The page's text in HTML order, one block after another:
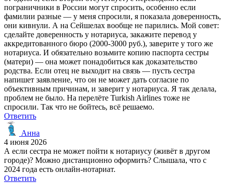
пограничники в России могут спросить, особенно если
фамилии разные — у меня спросили, я показала доверенность,
они кивнули. А на Сейшелах вообще не парились. Мой совет:
сделайте доверенность у нотариуса, закажите перевод у
аккредитованного бюро (2000-3000 руб.), заверите у того же
нотариуса. И обязательно возьмите копию паспорта сестры
(матери) — она может понадобиться как доказательство
родства. Если отец не выходит на связь — пусть сестра
напишет заявление, что он не может дать согласие по
объективным причинам, и заверит у нотариуса. Я так делала,
проблем не было. На перелёте Turkish Airlines тоже не
спросили. Так что не бойтесь, всё решаемо.
Ответить
Анна
4 июня 2026
А если сестра не может пойти к нотариусу (живёт в другом
городе)? Можно дистанционно оформить? Слышала, что с
2024 года есть онлайн-нотариат.
Ответить